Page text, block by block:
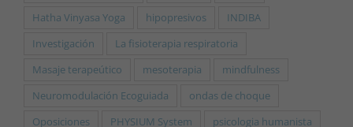
Hatha Vinyasa Yoga
hipopresivos
INDIBA
Investigación
La fisioterapia respiratoria
Masaje terapeútico
mesoterapia
mindfulness
Neuromodulación Ecoguiada
ondas de choque
Oposiciones
PHYSIUM System
psicologia humanista